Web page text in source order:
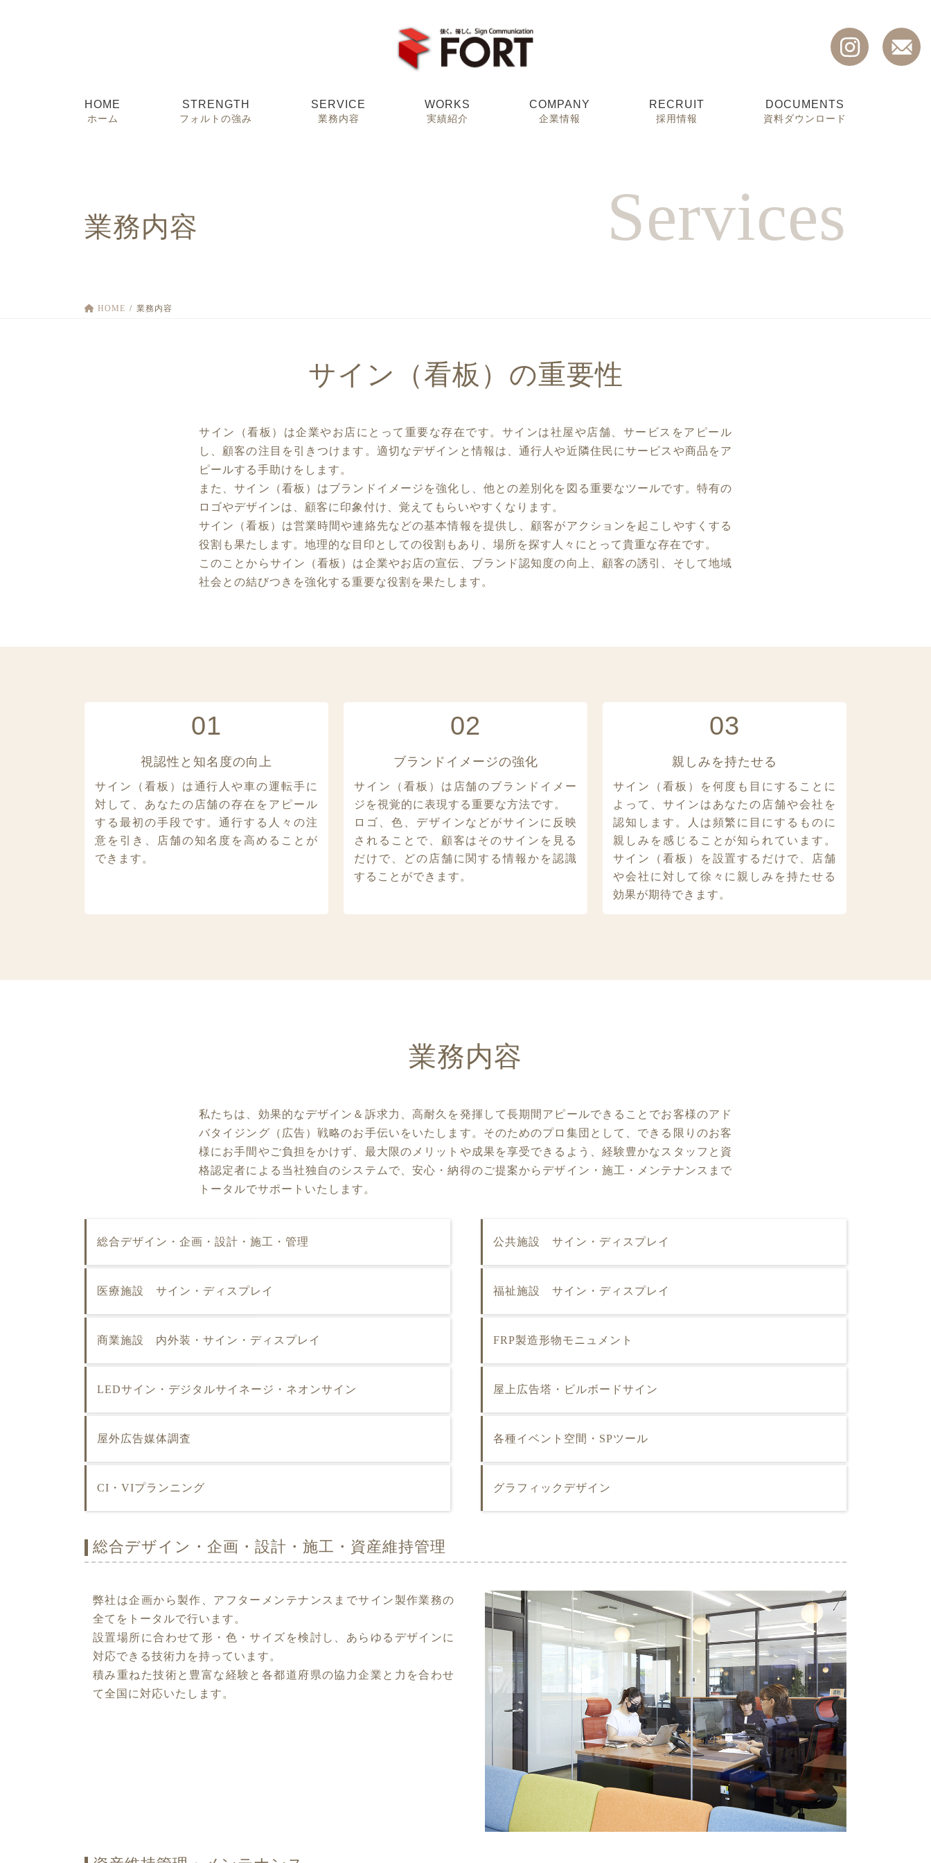
HOME
ホーム
STRENGTH
フォルトの強み
SERVICE
業務内容
WORKS
実績紹介
COMPANY
企業情報
RECRUIT
採用情報
DOCUMENTS
資料ダウンロード
業務内容 Services
HOME 業務内容
サイン（看板）の重要性
サイン（看板）は企業やお店にとって重要な存在です。サインは社屋や店舗、サービスをアピール
し、顧客の注目を引きつけます。適切なデザインと情報は、通行人や近隣住民にサービスや商品をア
ピールする手助けをします。
また、サイン（看板）はブランドイメージを強化し、他との差別化を図る重要なツールです。特有の
ロゴやデザインは、顧客に印象付け、覚えてもらいやすくなります。
サイン（看板）は営業時間や連絡先などの基本情報を提供し、顧客がアクションを起こしやすくする
役割も果たします。地理的な目印としての役割もあり、場所を探す人々にとって貴重な存在です。
このことからサイン（看板）は企業やお店の宣伝、ブランド認知度の向上、顧客の誘引、そして地域
社会との結びつきを強化する重要な役割を果たします。
01
視認性と知名度の向上
サイン（看板）は通行人や車の運転手に
対して、あなたの店舗の存在をアピール
する最初の手段です。通行する人々の注
意を引き、店舗の知名度を高めることが
できます。
02
ブランドイメージの強化
サイン（看板）は店舗のブランドイメー
ジを視覚的に表現する重要な方法です。
ロゴ、色、デザインなどがサインに反映
されることで、顧客はそのサインを見る
だけで、どの店舗に関する情報かを認識
することができます。
03
親しみを持たせる
サイン（看板）を何度も目にすることに
よって、サインはあなたの店舗や会社を
認知します。人は頻繁に目にするものに
親しみを感じることが知られています。
サイン（看板）を設置するだけで、店舗
や会社に対して徐々に親しみを持たせる
効果が期待できます。
業務内容
私たちは、効果的なデザイン＆訴求力、高耐久を発揮して長期間アピールできることでお客様のアド
バタイジング（広告）戦略のお手伝いをいたします。そのためのプロ集団として、できる限りのお客
様にお手間やご負担をかけず、最大限のメリットや成果を享受できるよう、経験豊かなスタッフと資
格認定者による当社独自のシステムで、安心・納得のご提案からデザイン・施工・メンテナンスまで
トータルでサポートいたします。
総合デザイン・企画・設計・施工・管理 公共施設 サイン・ディスプレイ
医療施設 サイン・ディスプレイ 福祉施設 サイン・ディスプレイ
商業施設 内外装・サイン・ディスプレイ FRP製造形物モニュメント
LEDサイン・デジタルサイネージ・ネオンサイン 屋上広告塔・ビルボードサイン
屋外広告媒体調査 各種イベント空間・SPツール
CI・VIプランニング グラフィックデザイン
総合デザイン・企画・設計・施工・資産維持管理
弊社は企画から製作、アフターメンテナンスまでサイン製作業務の
全てをトータルで行います。
設置場所に合わせて形・色・サイズを検討し、あらゆるデザインに
対応できる技術力を持っています。
積み重ねた技術と豊富な経験と各都道府県の協力企業と力を合わせ
て全国に対応いたします。